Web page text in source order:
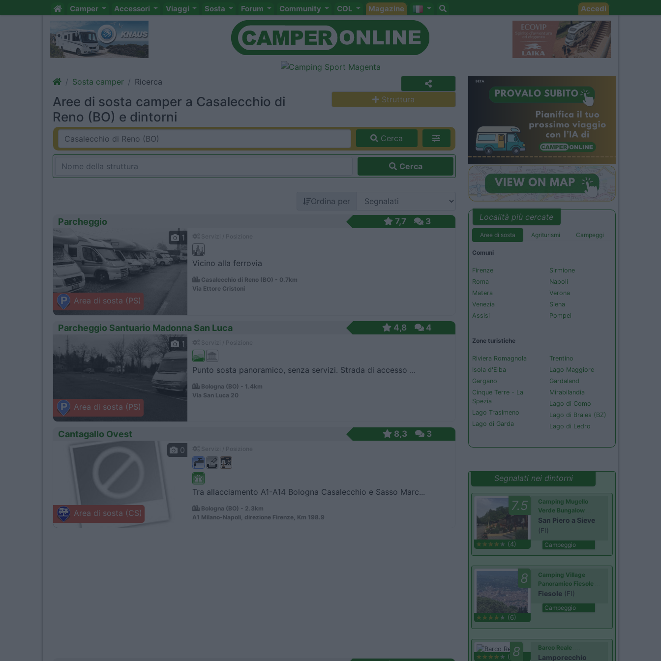
Camper Accessori Viaggi Sosta Forum Community COL Magazine Accedi
Sosta camper Ricerca
Aree di sosta camper a Casalecchio di
Reno (BO) e dintorni
Struttura
Cerca
Cerca
Ordina per
Parcheggio 7,7 3
Area di sosta (PS)
1
Vicino alla ferrovia
Casalecchio di Reno (BO) - 0.7km
Via Ettore Cristoni
Parcheggio Santuario Madonna San Luca 4,8 4
Area di sosta (PS)
1
Punto sosta panoramico, senza servizi. Strada di accesso ...
Bologna (BO) - 1.4km
Via San Luca 20
Cantagallo Ovest 8,3 3
Area di sosta (CS)
0
Tra allacciamento A1-A14 Bologna Casalecchio e Sasso Marc...
Bologna (BO) - 2.3km
A1 Milano-Napoli, direzione Firenze, Km 198.9
Località più cercate
Aree di sosta Agriturismi Campeggi
Comuni
Firenze
Roma
Matera
Venezia
Assisi
Sirmione
Napoli
Verona
Siena
Pompei
Zone turistiche
Riviera Romagnola
Isola d'Elba
Gargano
Cinque Terre - La
Spezia
Lago Trasimeno
Lago di Garda
Trentino
Lago Maggiore
Gardaland
Mirabilandia
Lago di Como
Lago di Braies (BZ)
Lago di Ledro
Segnalati nei dintorni
7.5
(4)
Camping Mugello
Verde Bungalow
San Piero a Sieve
(FI)
Campeggio
8
(6)
Camping Village
Panoramico Fiesole
Fiesole (FI)
Campeggio
8
(1)
Barco Reale
Lamporecchio